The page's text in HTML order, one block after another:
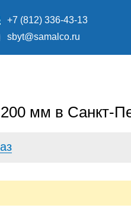
+7 (812) 336-43-13
sbyt@samalco.ru
мм в Санкт-